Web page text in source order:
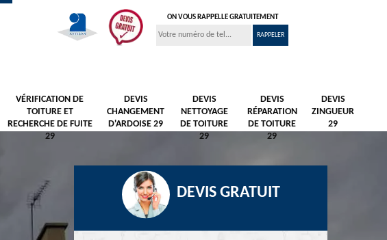
ON VOUS RAPPELLE GRATUITEMENT
VÉRIFICATION DE
TOITURE ET
RECHERCHE DE FUITE
29
DEVIS
CHANGEMENT
D'ARDOISE 29
DEVIS
NETTOYAGE
DE TOITURE
29
DEVIS
RÉPARATION
DE TOITURE
29
DEVIS
ZINGUEUR
29
DEVIS GRATUIT